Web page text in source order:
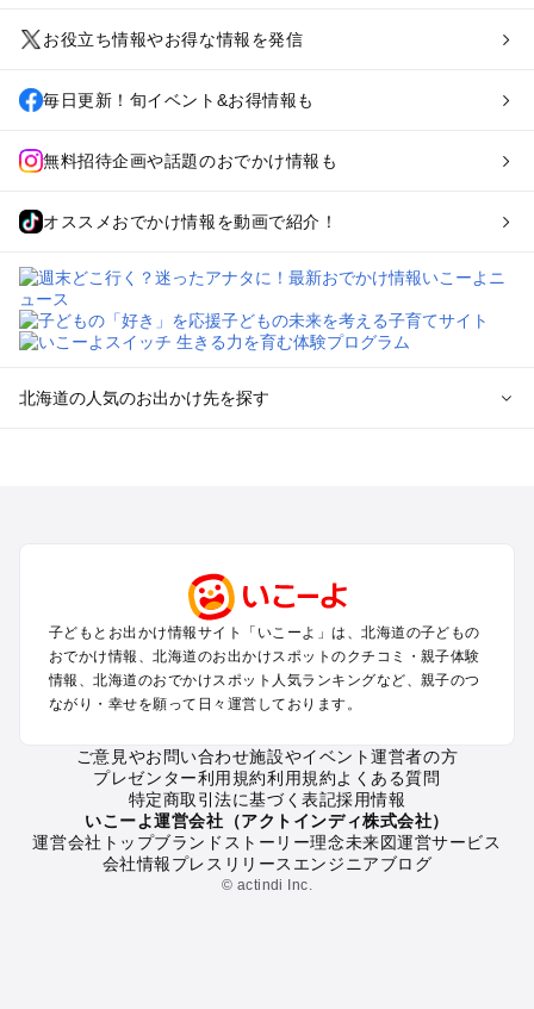
お役立ち情報やお得な情報を発信
毎日更新！旬イベント&お得情報も
無料招待企画や話題のおでかけ情報も
オススメおでかけ情報を動画で紹介！
北海道の人気のお出かけ先を探す
函館・湯の川温泉・大沼・松前のプールお出かけ
帯広・十勝・サホロ・狩勝高原のプールお出かけ
千歳・石狩・空知・美唄のプールお出かけ
小樽・積丹・キロロのプールお出かけ
富良野・美瑛・トマム・占冠のプールお出かけ
知床・ウトロ・羅臼・網走・北見のプールお出かけ
釧路・阿寒・屈斜路・川湯・根室のプールお出かけ
えりも・日高・新冠のプールお出かけ
稚内・宗谷岬・留萌のプールお出かけ
離島（利尻・礼文・天売・焼尻）のプールお出かけ
子どもとお出かけ情報サイト「いこーよ」は、北海道の子どもの
おでかけ情報、北海道のお出かけスポットのクチコミ・親子体験
情報、北海道のおでかけスポット人気ランキングなど、親子のつ
ながり・幸せを願って日々運営しております。
ご意見やお問い合わせ施設やイベント運営者の方
プレゼンター利用規約利用規約よくある質問
特定商取引法に基づく表記採用情報
いこーよ運営会社（アクトインディ株式会社）
運営会社トップブランドストーリー理念未来図運営サービス
会社情報プレスリリース エンジニアブログ
© actindi Inc.